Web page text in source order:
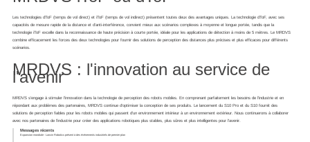
Les technologies dToF (temps de vol direct) et iToF (temps de vol indirect) présentent toutes deux des avantages uniques. La technologie dToF, avec ses
capacités de mesure rapide de la distance et d'anti-interférence, convient mieux aux scénarios complexes à moyenne et longue portée, tandis que la
technologie iToF excelle dans la reconnaissance de haute précision à courte portée, idéale pour les applications de détection à moins de 5 mètres. Le MRDVS
combine efficacement les forces des deux technologies pour fournir des solutions de perception des distances plus précises et plus efficaces pour différents
scénarios.
MRDVS : l'innovation au service de
l'avenir
MRDVS s'engage à stimuler l'innovation dans la technologie de perception des robots mobiles. En comprenant parfaitement les besoins de l'industrie et en
répondant aux problèmes des partenaires, MRDVS continue d'optimiser la conception de ses produits. Le lancement du S10 Pro et du S10 fournit des
solutions de perception fiables pour les robots mobiles qui passent d'un environnement intérieur à un environnement extérieur. Nous continuerons à collaborer
avec nos partenaires de l'industrie pour créer des applications robotiques plus stables, plus sûres et plus intelligentes pour l'avenir.
Messages récents
Expansion mondiale - Lanxin Robotics présent à des événements industriels de premier plan